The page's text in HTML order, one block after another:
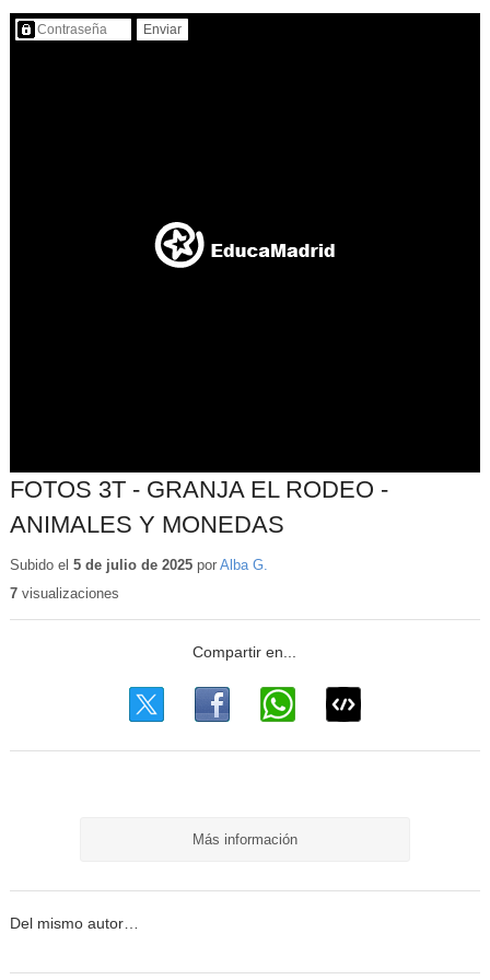
Contenido protegido…
FOTOS 3T - GRANJA EL RODEO -
ANIMALES Y MONEDAS
Subido el 5 de julio de 2025por Alba G.
7visualizaciones
Más información
Del mismo autor…